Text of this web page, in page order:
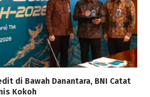
di Bawah Danantara, BNI Catat
Kokoh